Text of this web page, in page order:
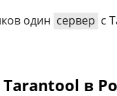
один сервер с
Tarantool в